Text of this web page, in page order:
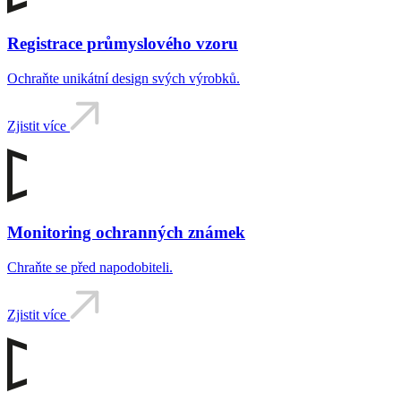
Registrace průmyslového vzoru
Ochraňte unikátní design svých výrobků.
Zjistit více
Monitoring ochranných známek
Chraňte se před napodobiteli.
Zjistit více